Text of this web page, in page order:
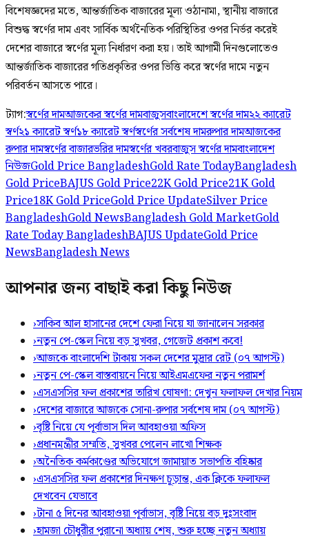
বিশেষজ্ঞদের মতে, আন্তর্জাতিক বাজারের মূল্য ওঠানামা, স্থানীয় বাজারে
বিশুদ্ধ স্বর্ণের দাম এবং সার্বিক অর্থনৈতিক পরিস্থিতির ওপর নির্ভর করেই
দেশের বাজারে স্বর্ণের মূল্য নির্ধারণ করা হয়। তাই আগামী দিনগুলোতেও
আন্তর্জাতিক বাজারের গতিপ্রকৃতির ওপর ভিত্তি করে স্বর্ণের দামে নতুন
পরিবর্তন আসতে পারে।
ট্যাগ:স্বর্ণের দামআজকের স্বর্ণের দামবাজুসবাংলাদেশে স্বর্ণের দাম২২ ক্যারেট
স্বর্ণ২১ ক্যারেট স্বর্ণ১৮ ক্যারেট স্বর্ণস্বর্ণের সর্বশেষ দামরুপার দামআজকের
রুপার দামস্বর্ণের বাজারভরির দামস্বর্ণের খবরবাজুস স্বর্ণের দামবাংলাদেশ
নিউজGold Price BangladeshGold Rate TodayBangladesh
Gold PriceBAJUS Gold Price22K Gold Price21K Gold
Price18K Gold PriceGold Price UpdateSilver Price
BangladeshGold NewsBangladesh Gold MarketGold
Rate Today BangladeshBAJUS UpdateGold Price
NewsBangladesh News
আপনার জন্য বাছাই করা কিছু নিউজ
›সাকিব আল হাসানের দেশে ফেরা নিয়ে যা জানালেন সরকার
›নতুন পে-স্কেল নিয়ে বড় সুখবর, গেজেট প্রকাশ কবে!
›আজকে বাংলাদেশি টাকায় সকল দেশের মুদ্রার রেট (০৭ আগস্ট)
›নতুন পে-স্কেল বাস্তবায়নে নিয়ে আইএমএফের নতুন পরামর্শ
›এসএসসির ফল প্রকাশের তারিখ ঘোষণা: দেখুন ফলাফল দেখার নিয়ম
›দেশের বাজারে আজকে সোনা-রুপার সর্বশেষ দাম (০৭ আগস্ট)
›বৃষ্টি নিয়ে যে পূর্বাভাস দিল আবহাওয়া অফিস
›প্রধানমন্ত্রীর সম্মতি, সুখবর পেলেন লাখো শিক্ষক
›অনৈতিক কর্মকাণ্ডের অভিযোগে জামায়াত সভাপতি বহিষ্কার
›এসএসসির ফল প্রকাশের দিনক্ষণ চূড়ান্ত, এক ক্লিকে ফলাফল
দেখবেন যেভাবে
›টানা ৫ দিনের আবহাওয়া পূর্বাভাস, বৃষ্টি নিয়ে বড় দুঃসংবাদ
›হামজা চৌধুরীর পুরানো অধ্যায় শেষ, শুরু হচ্ছে নতুন অধ্যায়